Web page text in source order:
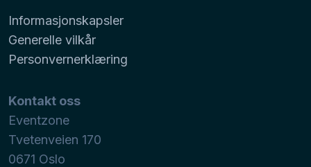
Informasjonskapsler
Generelle vilkår
Personvernerklæring
Kontakt oss
Eventzone
Tvetenveien 170
0671 Oslo